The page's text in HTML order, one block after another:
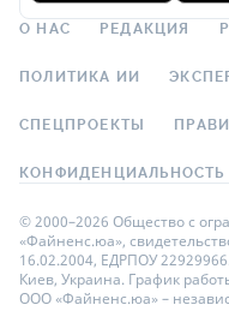
О НАС РЕДАКЦИЯ
ПОЛИТИКА ИИ
СПЕЦПРОЕКТЫ
КОНФИДЕНЦИАЛЬНОСТЬ
© 2000–2026 Общество с
«Файненс.юа»,
16.02.2004, ЕДРПОУ
Киев, Украина. График
ООО «Файненс.юа» –